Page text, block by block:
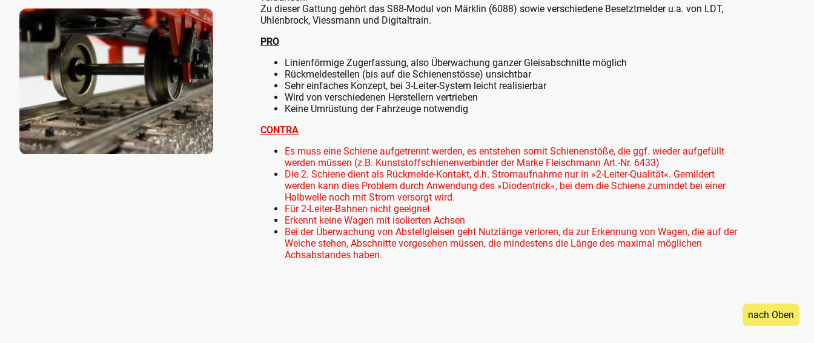
Zu dieser Gattung gehört das S88-Modul von Märklin (6088) sowie verschiedene Besetztmelder u.a. von LDT,
Uhlenbrock, Viessmann und Digitaltrain.
PRO
Linienförmige Zugerfassung, also Überwachung ganzer Gleisabschnitte möglich
Rückmeldestellen (bis auf die Schienenstösse) unsichtbar
Sehr einfaches Konzept, bei 3-Leiter-System leicht realisierbar
Wird von verschiedenen Herstellern vertrieben
Keine Umrüstung der Fahrzeuge notwendig
CONTRA
Es muss eine Schiene aufgetrennt werden, es entstehen somit Schienenstöße, die ggf. wieder aufgefüllt
werden müssen (z.B. Kunststoffschienenverbinder der Marke Fleischmann Art.-Nr. 6433)
Die 2. Schiene dient als Rückmelde-Kontakt, d.h. Stromaufnahme nur in »2-Leiter-Qualität«. Gemildert
werden kann dies Problem durch Anwendung des »Diodentrick«, bei dem die Schiene zumindet bei einer
Halbwelle noch mit Strom versorgt wird.
Für 2-Leiter-Bahnen nicht geeignet
Erkennt keine Wagen mit isolierten Achsen
Bei der Überwachung von Abstellgleisen geht Nutzlänge verloren, da zur Erkennung von Wagen, die auf der
Weiche stehen, Abschnitte vorgesehen müssen, die mindestens die Länge des maximal möglichen
Achsabstandes haben.
nach Oben